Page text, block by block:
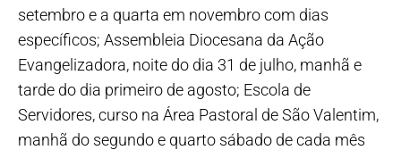
setembro e a quarta em novembro com dias
específicos; Assembleia Diocesana da Ação
Evangelizadora, noite do dia 31 de julho, manhã e
tarde do dia primeiro de agosto; Escola de
Servidores, curso na Área Pastoral de São Valentim,
manhã do segundo e quarto sábado de cada mês